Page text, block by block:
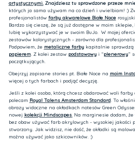
artystycznymi.Znajdziesz tu sprawdzone przeze
których ja sama używam na co dzień i uwielbiam! :)
profesjonalistów farby akwarelowe Białe Noce
Bardzo się cieszę, że są już dostępne w moim
lubię wykorzystywać je w swoim BuJo. W mojej
zestawów kolorystycznych - zarówno dla
Podpowiem, że metaliczne farbykapitalnie sprawdzą
papierem. Z kolei zestaw podstawowyi “plenerowy”
początkujących.
Obejrzyj zapisane stories pt. Białe Noce na moim
więcej o tych farbach i podjąć decyzję.
Jeśli z kolei osoba, którą chcesz obdarować woli
polecam Royal Talens Amsterdam Standard. To
obrazy widoczne na okładkach notesów Green
nowej kolekcji Mindscapes.Na marginesie dodam, że
bez obaw używać farb akrylowych - wysokiej jakości
stworzony. Jak widzisz, nie dość, że okładki są
można używać jako szkicowników. :)